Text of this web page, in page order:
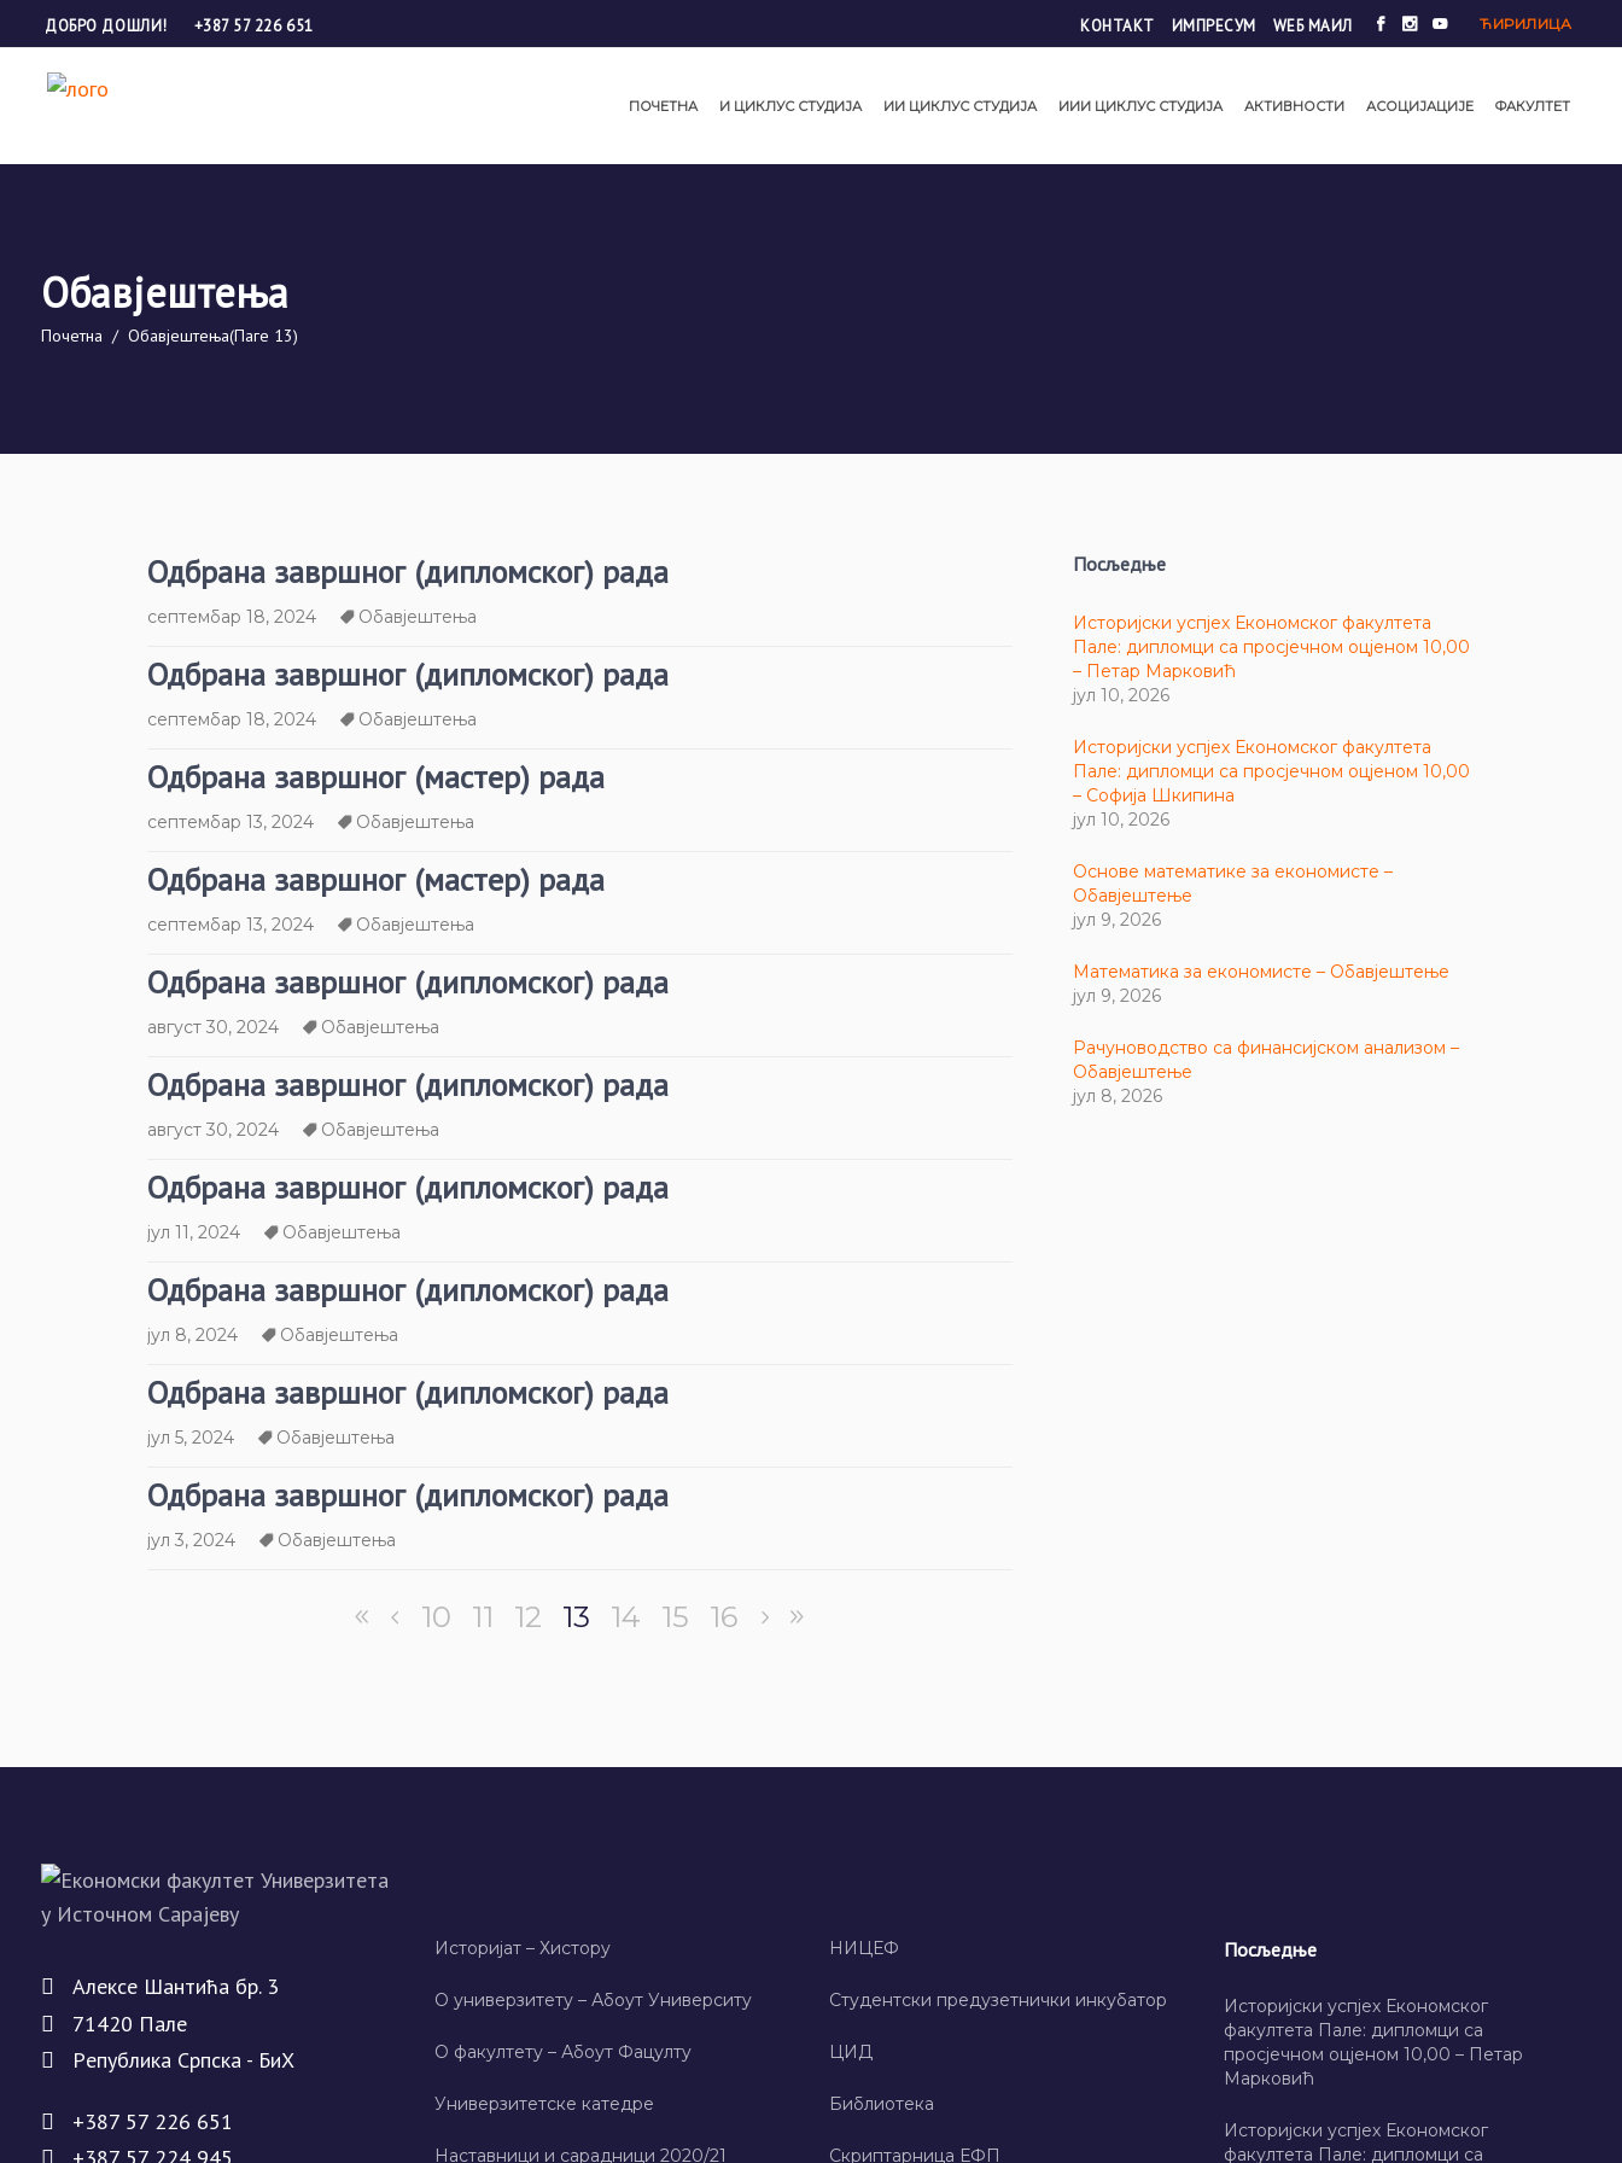
ДОБРО ДОШЛИ! +387 57 226 651 КОНТАКТ ИМПРЕСУМ WЕБ МАИЛ ЋИРИЛИЦА
ПОЧЕТНА И ЦИКЛУС СТУДИЈА ИИ ЦИКЛУС СТУДИЈА ИИИ ЦИКЛУС СТУДИЈА АКТИВНОСТИ АСОЦИЈАЦИЈЕ ФАКУЛТЕТ
Обавјештења
Почетна / Обавјештења(Паге 13)
Одбрана завршног (дипломског) рада
септембар 18, 2024 Обавјештења
Одбрана завршног (дипломског) рада
септембар 18, 2024 Обавјештења
Одбрана завршног (мастер) рада
септембар 13, 2024 Обавјештења
Одбрана завршног (мастер) рада
септембар 13, 2024 Обавјештења
Одбрана завршног (дипломског) рада
август 30, 2024 Обавјештења
Одбрана завршног (дипломског) рада
август 30, 2024 Обавјештења
Одбрана завршног (дипломског) рада
јул 11, 2024 Обавјештења
Одбрана завршног (дипломског) рада
јул 8, 2024 Обавјештења
Одбрана завршног (дипломског) рада
јул 5, 2024 Обавјештења
Одбрана завршног (дипломског) рада
јул 3, 2024 Обавјештења
10 11 12 13 14 15 16
Посљедње
Историјски успјех Економског факултета
Пале: дипломци са просјечном оцјеном 10,00
– Петар Марковић
јул 10, 2026
Историјски успјех Економског факултета
Пале: дипломци са просјечном оцјеном 10,00
– Софија Шкипина
јул 10, 2026
Основе математике за економисте –
Обавјештење
јул 9, 2026
Математика за економисте – Обавјештење
јул 9, 2026
Рачуноводство са финансијском анализом –
Обавјештење
јул 8, 2026
Алeксe Шантића бр. 3
71420 Палe
Рeпублика Српска - БиХ
+387 57 226 651
Историјат – Хисторy
О универзитету – Абоут Университy
О факултету – Абоут Фацултy
Универзитетске катедре
Наставници и сарадници 2020/21
НИЦЕФ
Студентски предузетнички инкубатор
ЦИД
Библиотека
Скриптарница ЕФП
Посљедње
Историјски успјех Економског
факултета Пале: дипломци са
просјечном оцјеном 10,00 – Петар
Марковић
Историјски успјех Економског
факултета Пале: дипломци са